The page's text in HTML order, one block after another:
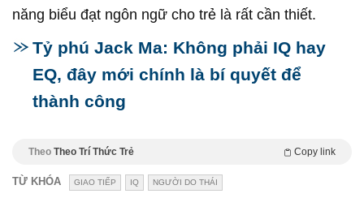
năng biểu đạt ngôn ngữ cho trẻ là rất cần thiết.
Tỷ phú Jack Ma: Không phải IQ hay
EQ, đây mới chính là bí quyết để
thành công
Theo Theo Trí Thức Trẻ Copy link
TỪ KHÓA GIAO TIẾP IQ NGƯỜI DO THÁI